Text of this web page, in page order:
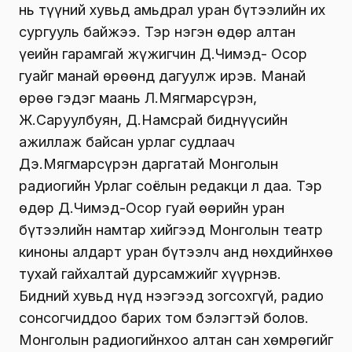
нь түүний хувьд амьдрал уран бүтээлийн их
сургууль байжээ. Тэр нэгэн өдөр алтан
үеийн гарамгай жүжигчин Д.Чимэд- Осор
гуайг манай өрөөнд дагуулж ирэв. Манай
өрөө гэдэг маань Л.Мягмарсүрэн,
Ж.Саруулбуян, Д.Намсрай биднүүсийн
ажиллаж байсан урлаг судлаач
Дэ.Мягмарсүрэн даргатай Монголын
радиогийн Урлаг соёлын редакци л даа. Тэр
өдөр Д.Чимэд-Осор гуай өөрийн уран
бүтээлийн намтар хийгээд Монголын театр
киноны алдарт уран бүтээлч анд нөхдийнхөө
тухай гайхалтай дурсамжийг хүүрнэв.
Бидний хувьд нүд нээгээд зогсохгүй, радио
сонсогчиддоо барих том бэлэгтэй болов.
Монголын радиогийнхоо алтан сан хөмрөгийг